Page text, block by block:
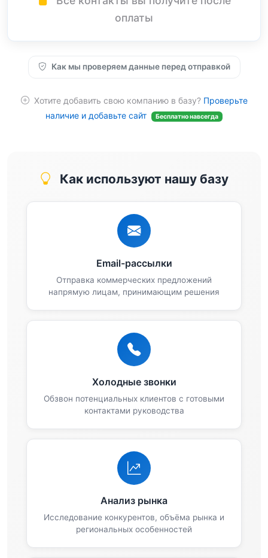
оплаты
Как мы проверяем данные перед отправкой
Хотите добавить свою компанию в базу? Проверьте
наличие и добавьте сайт
Бесплатно навсегда
Как используют нашу базу
Email-рассылки
Отправка коммерческих предложений
напрямую лицам, принимающим решения
Холодные звонки
Обзвон потенциальных клиентов с готовыми
контактами руководства
Анализ рынка
Исследование конкурентов, объёма рынка и
региональных особенностей